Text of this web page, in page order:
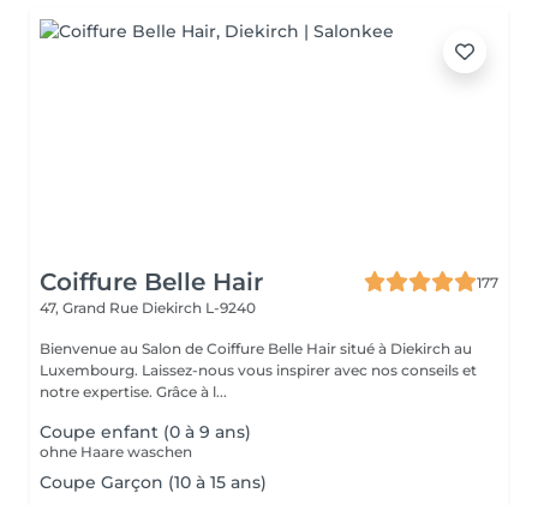
Coiffure Belle Hair
177
47, Grand Rue Diekirch L-9240
Bienvenue au Salon de Coiffure Belle Hair situé à Diekirch au
Luxembourg. Laissez-nous vous inspirer avec nos conseils et
notre expertise. Grâce à l...
Coupe enfant (0 à 9 ans)
ohne Haare waschen
Coupe Garçon (10 à 15 ans)